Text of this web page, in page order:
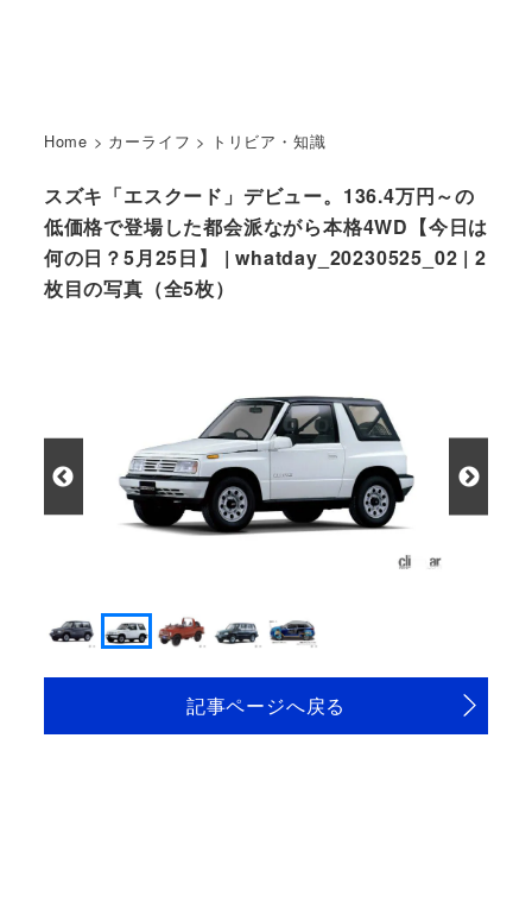
Home > カーライフ > トリビア・知識
スズキ「エスクード」デビュー。136.4万円～の
低価格で登場した都会派ながら本格4WD【今日は
何の日？5月25日】 | whatday_20230525_02 | 2
枚目の写真（全5枚）
記事ページへ戻る